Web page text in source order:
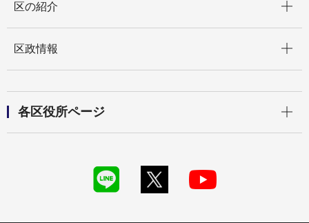
区の紹介
区政情報
各区役所ページ